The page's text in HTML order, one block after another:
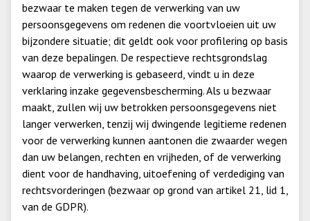
bezwaar te maken tegen de verwerking van uw
persoonsgegevens om redenen die voortvloeien uit uw
bijzondere situatie; dit geldt ook voor profilering op basis
van deze bepalingen. De respectieve rechtsgrondslag
waarop de verwerking is gebaseerd, vindt u in deze
verklaring inzake gegevensbescherming. Als u bezwaar
maakt, zullen wij uw betrokken persoonsgegevens niet
langer verwerken, tenzij wij dwingende legitieme redenen
voor de verwerking kunnen aantonen die zwaarder wegen
dan uw belangen, rechten en vrijheden, of de verwerking
dient voor de handhaving, uitoefening of verdediging van
rechtsvorderingen (bezwaar op grond van artikel 21, lid 1,
van de GDPR).